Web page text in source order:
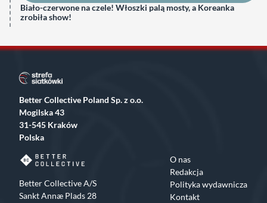
Biało-czerwone na czele! Włoszki palą mosty, a Koreanka
zrobiła show!
Better Collective Poland Sp. z o.o.
Mogilska 43
31-545 Kraków
Polska
Better Collective A/S
Sankt Annæ Plads 28
O nas
Redakcja
Polityka wydawnicza
Kontakt